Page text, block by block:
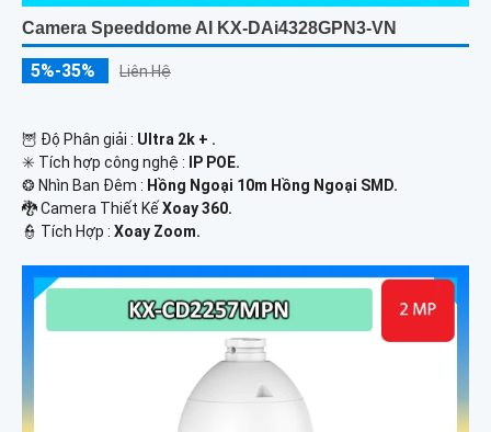
Camera Speeddome AI KX-DAi4328GPN3-VN
5%-35% Liên Hệ
🦉 Độ Phân giải : Ultra 2k + .
✳️ Tích hợp công nghệ :
IP POE.
❂ Nhìn Ban Đêm : Hồng Ngoại 10m Hồng Ngoại SMD.
🐉️ Camera Thiết Kế Xoay 360.
️👮 Tích Hợp : Xoay Zoom.